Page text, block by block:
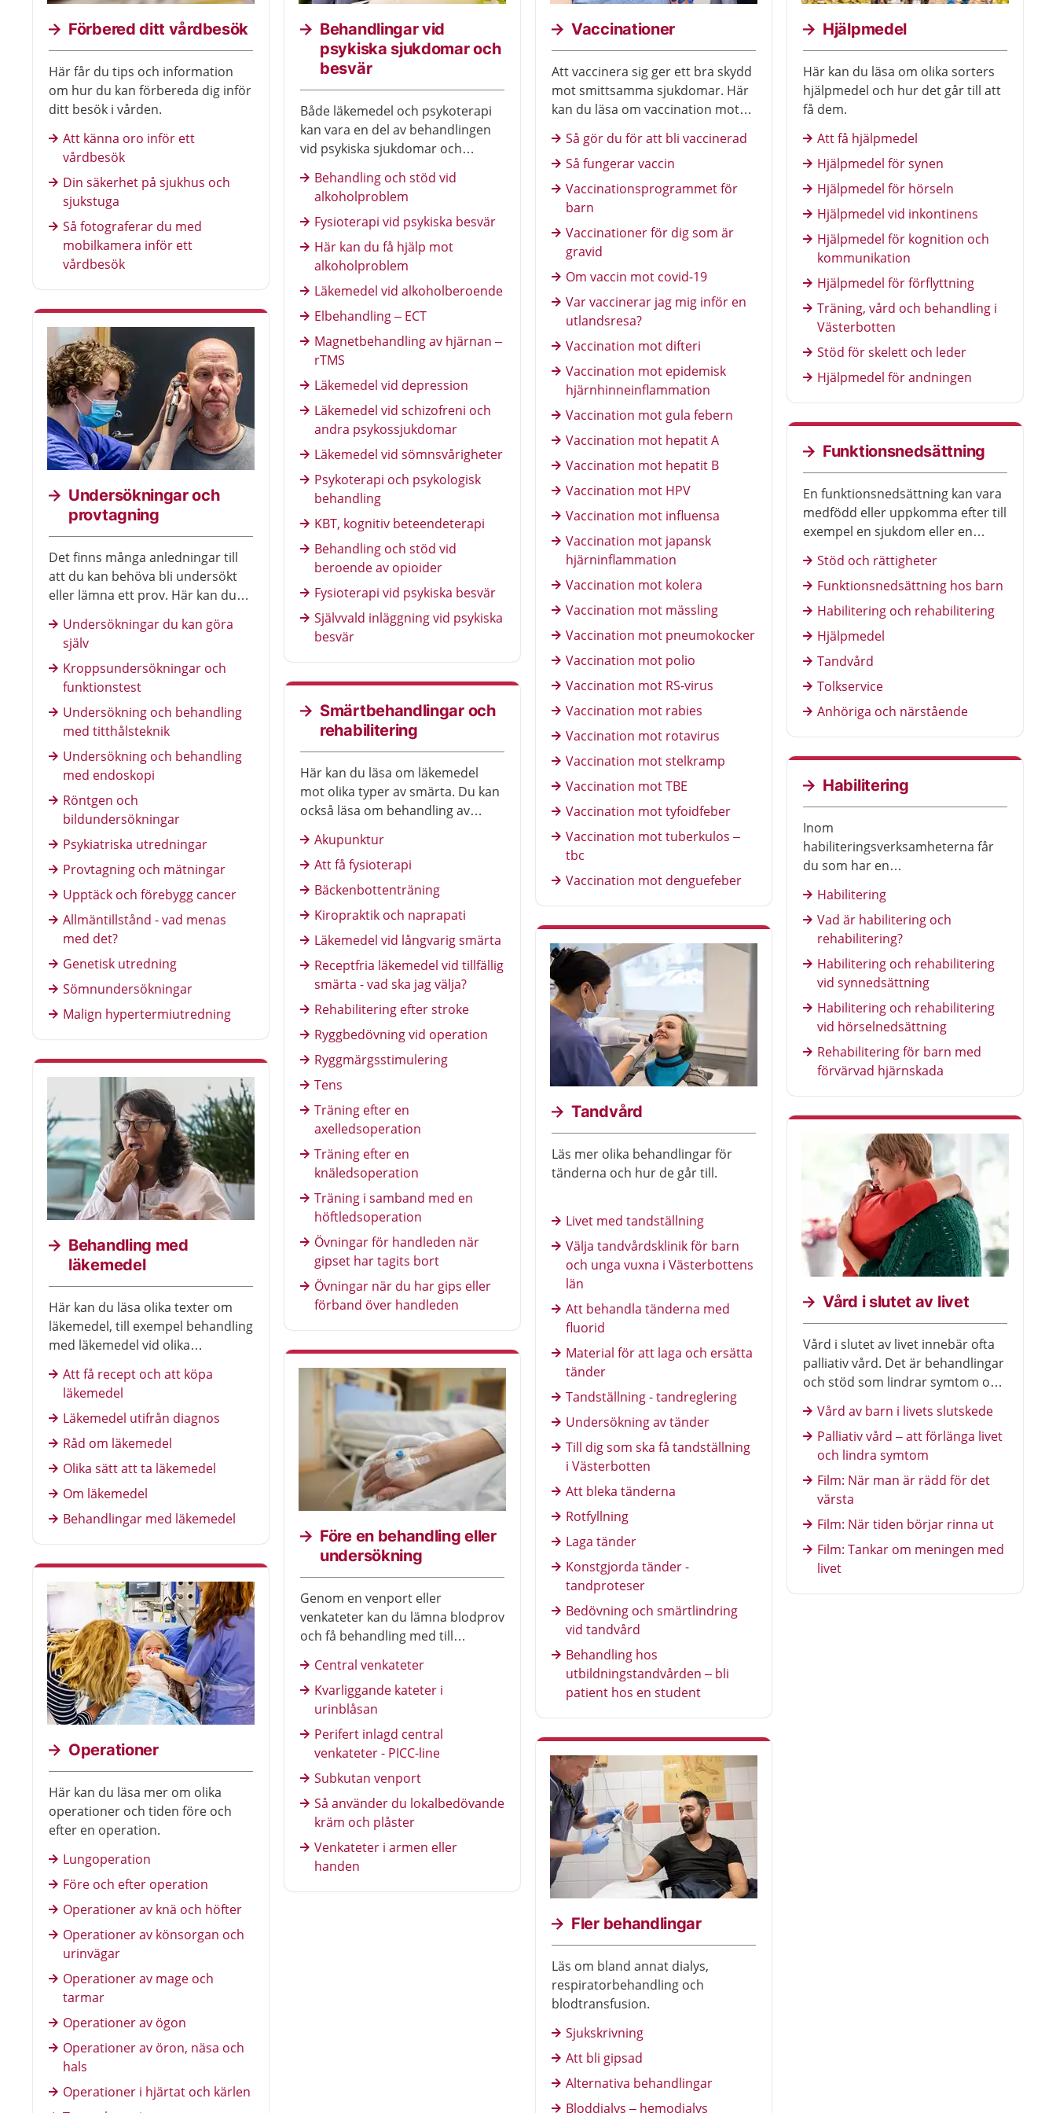
Förbered ditt vårdbesök
Här får du tips och information
om hur du kan förbereda dig inför
ditt besök i vården.
Att känna oro inför ett
vårdbesök
Din säkerhet på sjukhus och
sjukstuga
Så fotograferar du med
mobilkamera inför ett
vårdbesök
Undersökningar och
provtagning
Det finns många anledningar till
att du kan behöva bli undersökt
eller lämna ett prov. Här kan du
kroppsundersökningar, olika
typer av röntgenundersökningar
och mätningar. En del kan du göra
själv och andra gör en läkare eller
annan vårdpersonal.
Undersökningar du kan göra
själv
Kroppsundersökningar och
funktionstest
Undersökning och behandling
med titthålsteknik
Undersökning och behandling
med endoskopi
Röntgen och
bildundersökningar
Psykiatriska utredningar
Provtagning och mätningar
Upptäck och förebygg cancer
Allmäntillstånd - vad menas
med det?
Genetisk utredning
Sömnundersökningar
Malign hypertermiutredning
Behandling med
läkemedel
Här kan du läsa olika texter om
läkemedel, till exempel behandling
med läkemedel vid olika
om hur du tar läkemedel och
annat som kan vara bra att veta
när du använder läkemedel.
Att få recept och att köpa
läkemedel
Läkemedel utifrån diagnos
Råd om läkemedel
Olika sätt att ta läkemedel
Om läkemedel
Behandlingar med läkemedel
Operationer
Här kan du läsa mer om olika
operationer och tiden före och
efter en operation.
Lungoperation
Före och efter operation
Operationer av knä och höfter
Operationer av könsorgan och
urinvägar
Operationer av mage och
tarmar
Operationer av ögon
Operationer av öron, näsa och
hals
Operationer i hjärtat och kärlen
Behandlingar vid
psykiska sjukdomar och
besvär
Både läkemedel och psykoterapi
kan vara en del av behandlingen
vid psykiska sjukdomar och
typer av behandlingar som finns.
Behandling och stöd vid
alkoholproblem
Fysioterapi vid psykiska besvär
Här kan du få hjälp mot
alkoholproblem
Läkemedel vid alkoholberoende
Elbehandling – ECT
Magnetbehandling av hjärnan –
rTMS
Läkemedel vid depression
Läkemedel vid schizofreni och
andra psykossjukdomar
Läkemedel vid sömnsvårigheter
Psykoterapi och psykologisk
behandling
KBT, kognitiv beteendeterapi
Behandling och stöd vid
beroende av opioider
Fysioterapi vid psykiska besvär
Självvald inläggning vid psykiska
besvär
Smärtbehandlingar och
rehabilitering
Här kan du läsa om läkemedel
mot olika typer av smärta. Du kan
också läsa om behandling av
akupunktur. Här finns också
texter om rehabilitering.
Akupunktur
Att få fysioterapi
Bäckenbottenträning
Kiropraktik och naprapati
Läkemedel vid långvarig smärta
Receptfria läkemedel vid tillfällig
smärta - vad ska jag välja?
Rehabilitering efter stroke
Ryggbedövning vid operation
Ryggmärgsstimulering
Tens
Träning efter en
axelledsoperation
Träning efter en
knäledsoperation
Träning i samband med en
höftledsoperation
Övningar för handleden när
gipset har tagits bort
Övningar när du har gips eller
förband över handleden
Före en behandling eller
undersökning
Genom en venport eller
venkateter kan du lämna blodprov
och få behandling med till
Central venkateter
Kvarliggande kateter i
urinblåsan
Perifert inlagd central
venkateter - PICC-line
Subkutan venport
Så använder du lokalbedövande
kräm och plåster
Venkateter i armen eller
handen
Vaccinationer
Att vaccinera sig ger ett bra skydd
mot smittsamma sjukdomar. Här
kan du läsa om vaccination mot
bör vaccinera dig eller ditt barn.
Så gör du för att bli vaccinerad
Så fungerar vaccin
Vaccinationsprogrammet för
barn
Vaccinationer för dig som är
gravid
Om vaccin mot covid-19
Var vaccinerar jag mig inför en
utlandsresa?
Vaccination mot difteri
Vaccination mot epidemisk
hjärnhinneinflammation
Vaccination mot gula febern
Vaccination mot hepatit A
Vaccination mot hepatit B
Vaccination mot HPV
Vaccination mot influensa
Vaccination mot japansk
hjärninflammation
Vaccination mot kolera
Vaccination mot mässling
Vaccination mot pneumokocker
Vaccination mot polio
Vaccination mot RS-virus
Vaccination mot rabies
Vaccination mot rotavirus
Vaccination mot stelkramp
Vaccination mot TBE
Vaccination mot tyfoidfeber
Vaccination mot tuberkulos –
tbc
Vaccination mot denguefeber
Tandvård
Läs mer olika behandlingar för
tänderna och hur de går till.
Livet med tandställning
Välja tandvårdsklinik för barn
och unga vuxna i Västerbottens
län
Att behandla tänderna med
fluorid
Material för att laga och ersätta
tänder
Tandställning - tandreglering
Undersökning av tänder
Till dig som ska få tandställning
i Västerbotten
Att bleka tänderna
Rotfyllning
Laga tänder
Konstgjorda tänder -
tandproteser
Bedövning och smärtlindring
vid tandvård
Behandling hos
utbildningstandvården – bli
patient hos en student
Fler behandlingar
Läs om bland annat dialys,
respiratorbehandling och
blodtransfusion.
Sjukskrivning
Att bli gipsad
Alternativa behandlingar
Bloddialys – hemodialys
Hjälpmedel
Här kan du läsa om olika sorters
hjälpmedel och hur det går till att
få dem.
Att få hjälpmedel
Hjälpmedel för synen
Hjälpmedel för hörseln
Hjälpmedel vid inkontinens
Hjälpmedel för kognition och
kommunikation
Hjälpmedel för förflyttning
Träning, vård och behandling i
Västerbotten
Stöd för skelett och leder
Hjälpmedel för andningen
Funktionsnedsättning
En funktionsnedsättning kan vara
medfödd eller uppkomma efter till
exempel en sjukdom eller en
funktionsnedsättning tillfälligt
eller hela livet. Här kan du läsa om
vilken hjälp och stöd som finns att
Stöd och rättigheter
Funktionsnedsättning hos barn
Habilitering och rehabilitering
Hjälpmedel
Tandvård
Tolkservice
Anhöriga och närstående
Habilitering
Inom
habiliteringsverksamheterna får
du som har en
hjälp.
Habilitering
Vad är habilitering och
rehabilitering?
Habilitering och rehabilitering
vid synnedsättning
Habilitering och rehabilitering
vid hörselnedsättning
Rehabilitering för barn med
förvärvad hjärnskada
Vård i slutet av livet
Vård i slutet av livet innebär ofta
palliativ vård. Det är behandlingar
och stöd som lindrar symtom och
Även närstående kan få stöd.
Vård av barn i livets slutskede
Palliativ vård – att förlänga livet
och lindra symtom
Film: När man är rädd för det
värsta
Film: När tiden börjar rinna ut
Film: Tankar om meningen med
livet